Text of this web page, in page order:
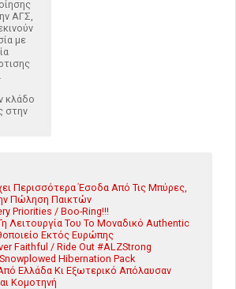
ΑΓΣ,
με
κλάδο
στην
Περισσότερα Έσοδα Από Τις Μπύρες,
Πώληση Παικτών
Priorities / Boo-Ring!!!
Λειτουργία Του Το Μοναδικό Authentic
Εκτός Ευρώπης
Faithful / Ride Out #ALZStrong
Hibernation Pack
Ελλάδα Κι Εξωτερικό Απόλαυσαν
Κομοτηνή